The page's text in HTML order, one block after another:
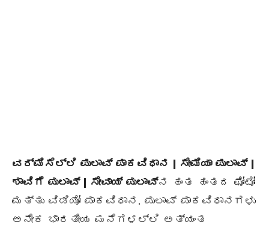
ವರ್ಮಿಸೆಲ್ಲಿ ಪುಲಾವ್ ಪಾಕವಿಧಾನ | ಸೇಮಿಯಾ ಪುಲಾವ್ |
ಶಾವಿಗೆ ಪುಲಾವ್ | ಸೇವಾಯ್ ಪುಲಾವ್ನ ಹಂತ ಹಂತದ ಫೋಟೋ
ಮತ್ತು ವಿಡಿಯೋ ಪಾಕವಿಧಾನ. ಪುಲಾವ್ ಪಾಕವಿಧಾನಗಳು
ಅನೇಕ ಭಾರತೀಯ ಮನೆಗಳಲ್ಲಿ ಅತ್ಯಂತ